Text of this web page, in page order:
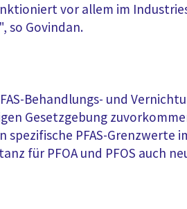
vor allem im
so Govindan.
Behandlungs- und
Gesetzgebung
PFAS-Grenzwerte
für PFOA und PFOS auch